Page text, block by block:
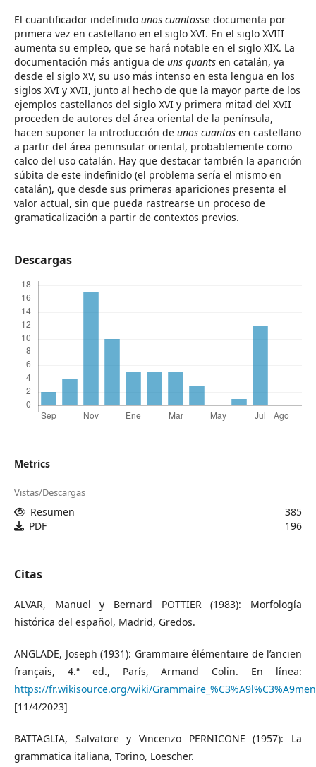
El cuantificador indefinido unos cuantosse documenta por
primera vez en castellano en el siglo XVI. En el siglo XVIII
aumenta su empleo, que se hará notable en el siglo XIX. La
documentación más antigua de uns quants en catalán, ya
desde el siglo XV, su uso más intenso en esta lengua en los
siglos XVI y XVII, junto al hecho de que la mayor parte de los
ejemplos castellanos del siglo XVI y primera mitad del XVII
proceden de autores del área oriental de la península,
hacen suponer la introducción de unos cuantos en castellano
a partir del área peninsular oriental, probablemente como
calco del uso catalán. Hay que destacar también la aparición
súbita de este indefinido (el problema sería el mismo en
catalán), que desde sus primeras apariciones presenta el
valor actual, sin que pueda rastrearse un proceso de
gramaticalización a partir de contextos previos.
Descargas
Metrics
Vistas/Descargas
Resumen
385
PDF
196
Citas
ALVAR, Manuel y Bernard POTTIER (1983): Morfología
histórica del español, Madrid, Gredos.
ANGLADE, Joseph (1931): Grammaire élémentaire de l’ancien
français, 4.ª ed., París, Armand Colin. En línea:
https://fr.wikisource.org/wiki/
[11/4/2023]
BATTAGLIA, Salvatore y Vincenzo PERNICONE (1957): La
grammatica italiana, Torino, Loescher.